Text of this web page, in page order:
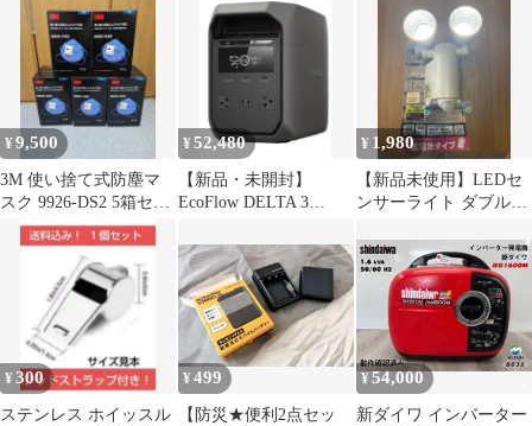
ス 4個セット
¥9,500
3M 使い捨て式防塵マ
スク 9926-DS2 5箱セッ
ト(50枚)
¥52,480
【新品・未開封】
EcoFlow DELTA 3
源
¥ 1,980
【新品未使用】LEDセ
ンサーライト ダブル
雨型
¥300
ステンレス ホイッスル
¥499
【防災★便利2点セッ
¥54,000
新ダイワ インバーター